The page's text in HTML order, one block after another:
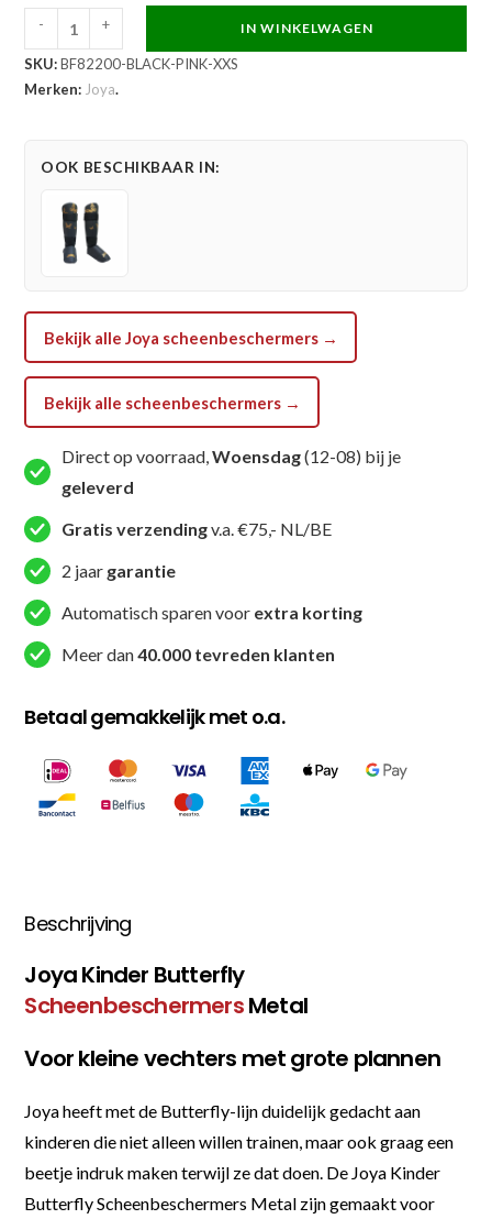
Kinder
Butterfly
aantal
- + IN WINKELWAGEN
SKU:BF82200-BLACK-PINK-XXS
Merken: Joya.
OOK BESCHIKBAAR IN:
Bekijk alle Joya scheenbeschermers →
Bekijk alle scheenbeschermers →
Direct op voorraad,Woensdag(12-08) bij je
geleverd
Gratis verzendingv.a. €75,- NL/BE
2 jaar garantie
Automatisch sparen voor extra korting
Meer dan40.000 tevreden klanten
Betaal gemakkelijk met o.a.
Beschrijving
Joya Kinder Butterfly
ScheenbeschermersMetal
Voor kleine vechters met grote plannen
Joya heeft met de Butterfly-lijn duidelijk gedacht aan
kinderen die niet alleen willen trainen, maar ook graag een
beetje indruk maken terwijl ze dat doen. De Joya Kinder
Butterfly Scheenbeschermers Metal zijn gemaakt voor